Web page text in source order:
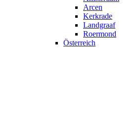
Arcen
Kerkrade
Landgraaf
Roermond
Österreich